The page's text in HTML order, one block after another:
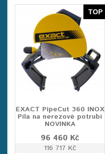
TOP
EXACT PipeCut 360 INOX
Pila na nerezové potrubí
NOVINKA
96 460 Kč
116 717 Kč